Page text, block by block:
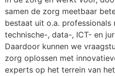
samen de zorg meetbaar
bestaat uit o.a. professionals
technische-, data-, ICT- en
Daardoor kunnen we
zorg oplossen met
experts op het terrein van